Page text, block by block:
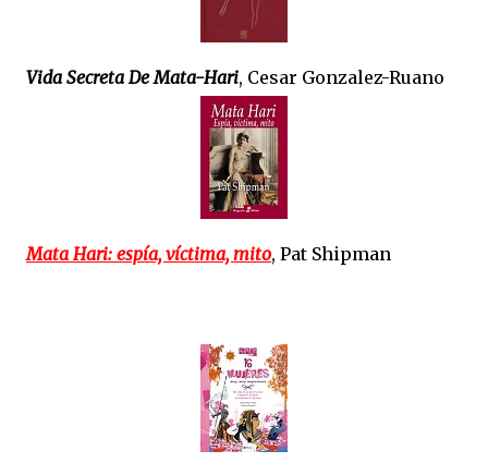
Vida Secreta De Mata-Hari, Cesar Gonzalez-Ruano
Mata Hari: espía, víctima, mito, Pat Shipman